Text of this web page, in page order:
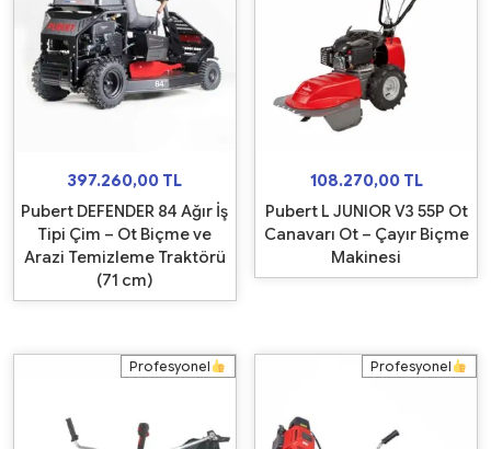
397.260,00 TL
Pubert DEFENDER 84 Ağır İş
Tipi Çim – Ot Biçme ve
Arazi Temizleme Traktörü
(71 cm)
108.270,00 TL
Pubert L JUNIOR V3 55P Ot
Canavarı Ot – Çayır Biçme
Makinesi
Profesyonel Profesyonel